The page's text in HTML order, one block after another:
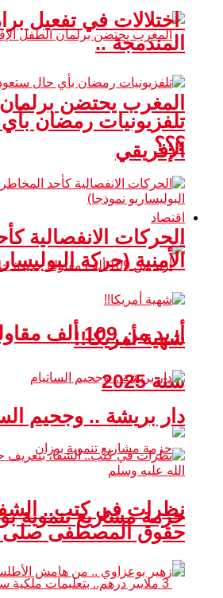
المغرب يحتضن
الإفريقي
اقتصاد
أزيد من 109
سنة 2025
حزمة مشاريع تنموية
اختلالات في تفعيل
المندمجة ..
تلفزيونيات رمضان
؟؟؟
الحركات الانفصالية
الأمنية (حركة
شهية أمريكا!!
دار بريشة .. وجحيم
نظرات في كتب..
حقوق المصطفى صلى